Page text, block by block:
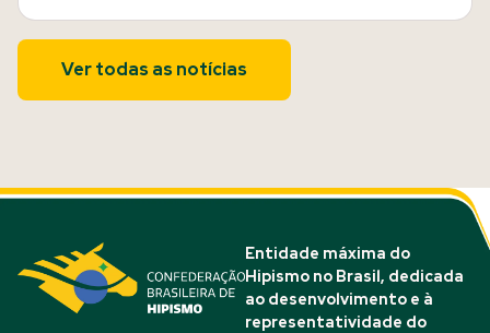
Ver todas as notícias
Entidade máxima do
Hipismo no Brasil, dedicada
ao desenvolvimento e à
representatividade do